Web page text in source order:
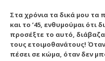
Στα χρόνια τα δικά μου τα
και το ’45, ενθυμούμαι ότι
προσέξτε το αυτό,
τους ετοιμοθανάτους!
πέσει σε κώμα, όταν δεν